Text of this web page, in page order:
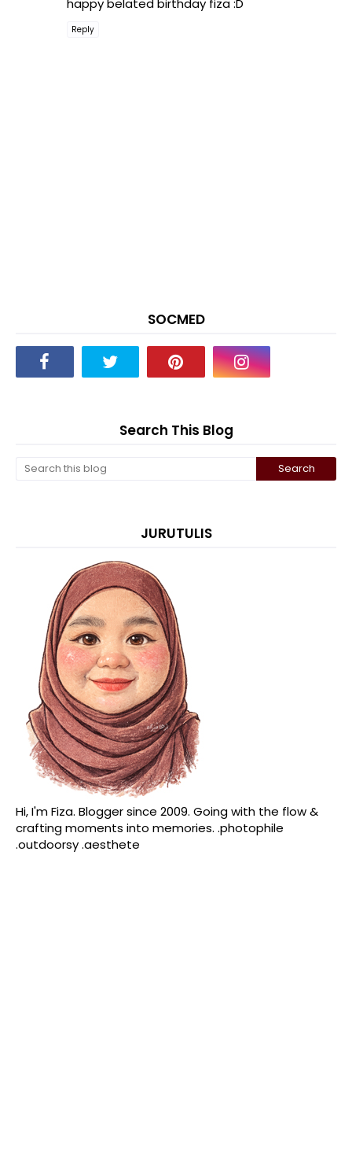
happy belated birthday fiza :D
Reply
SOCMED
Search This Blog
JURUTULIS
Hi, I'm Fiza. Blogger since 2009. Going with the flow &
crafting moments into memories. .photophile
.outdoorsy .aesthete